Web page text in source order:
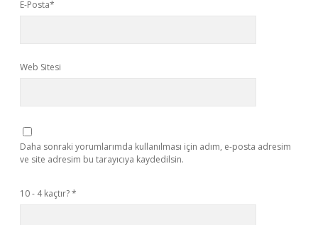
E-Posta*
Web Sitesi
Daha sonraki yorumlarımda kullanılması için adım, e-posta adresim
ve site adresim bu tarayıcıya kaydedilsin.
10 - 4 kaçtır?*